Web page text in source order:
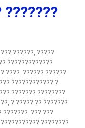
???????
??????, ?????
?????????????
????. ?????? ??????
???????????? ?
??????? ????????
? ????? ?? ???????
???????. ??? ???
????????